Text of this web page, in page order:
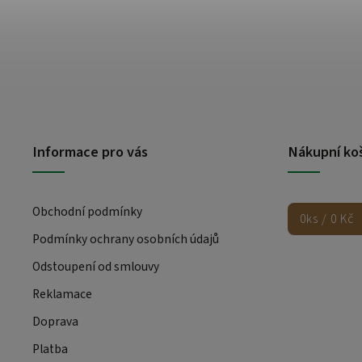
Informace pro vás
Obchodní podmínky
Podmínky ochrany osobních údajů
Odstoupení od smlouvy
Reklamace
Doprava
Platba
Nákupní
0ks / 0 Kč